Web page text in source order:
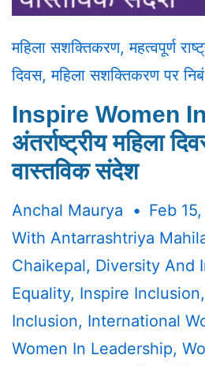
महिला सशक्तिकरण,महत्वपूर्ण
दिवस,महिला सशक्तिकरण पर
Inspire Women
अंतर्राष्ट्रीय महिला
वास्तविक संदेश
Anchal Maurya Feb
With Antarrashtriya
Chaikepal, Diversity And
Equality, Inspire Inclusion,
Inclusion, International
Women In Leadership,